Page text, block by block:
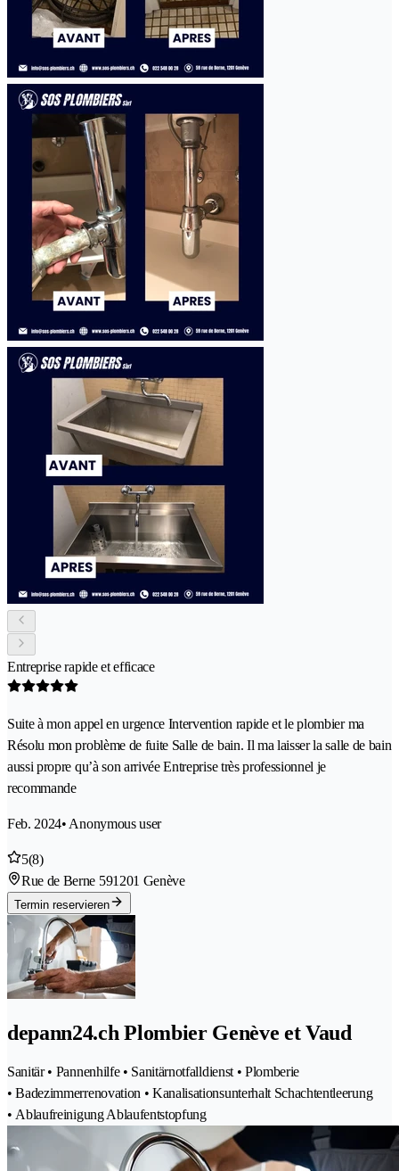
Entreprise rapide et efficace
Suite à mon appel en urgence Intervention rapide et le plombier ma
Résolu mon problème de fuite Salle de bain. Il ma laisser la salle de bain
aussi propre qu’à son arrivée Entreprise très professionnel je
recommande
Feb. 2024• Anonymous user
5(8)
Rue de Berne 591201 Genève
Termin reservieren
depann24.ch Plombier Genève et Vaud
Sanitär • Pannenhilfe • Sanitärnotfalldienst • Plomberie
• Badezimmerrenovation • Kanalisationsunterhalt Schachtentleerung
• Ablaufreinigung Ablaufentstopfung